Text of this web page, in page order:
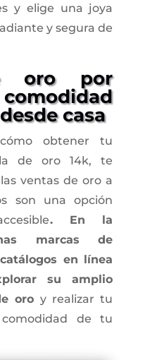
y elige una joya
y segura de
oro por
casa
obtener tu
de oro 14k, te
ventas de oro a
son una opción
. En la
marcas de
en línea
su amplio
oro y realizar tu
de tu